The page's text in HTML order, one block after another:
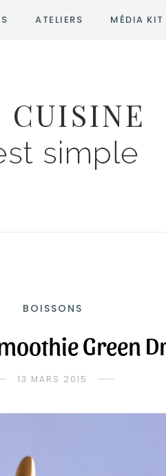
ATELIERS MÉDIA KIT
BOISSONS
Green
13 MARS 2015